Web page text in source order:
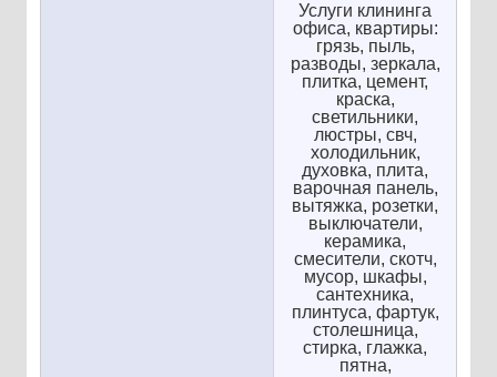
Услуги клининга
офиса, квартиры:
грязь, пыль,
разводы, зеркала,
плитка, цемент,
краска,
светильники,
люстры, свч,
холодильник,
духовка, плита,
варочная панель,
вытяжка, розетки,
выключатели,
керамика,
смесители, скотч,
мусор, шкафы,
сантехника,
плинтуса, фартук,
столешница,
стирка, глажка,
пятна,